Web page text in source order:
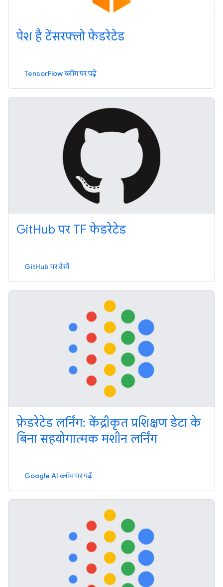
पेश है टेंसरफ्लो फेडरेटेड
TensorFlow ब्लॉग पर पढ़ें
GitHub पर TF फेडरेटेड
GitHub पर देखें
फ़ेडरेटेड लर्निंग: केंद्रीकृत प्रशिक्षण डेटा के
बिना सहयोगात्मक मशीन लर्निंग
Google AI ब्लॉग पर पढ़ें